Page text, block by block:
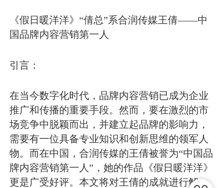
《假日暖洋洋》“倩总”系合润传媒王倩——中
国品牌内容营销第一人
引言：
在当今数字化时代，品牌内容营销已成为企业
推广和传播的重要手段。然而，要在激烈的市
场竞争中脱颖而出，并建立起品牌的影响力，
需要有一位具备专业知识和创新思维的领军人
物。而在中国，合润传媒的王倩被誉为“中国品
牌内容营销第一人”，她的作品《假日暖洋洋》
更是广受好评。本文将对王倩的成就进行解